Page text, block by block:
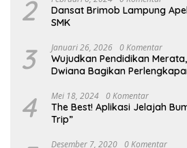
2
Dansat Brimob Lampung
SMK
3 Januari 26, 2026 0 Komentar
Wujudkan Pendidikan
Dwiana Bagikan
4 Mei 18, 2024 0 Komentar
The Best! Aplikasi Jelajah
Trip”
Desember 7, 2020 0 Komentar